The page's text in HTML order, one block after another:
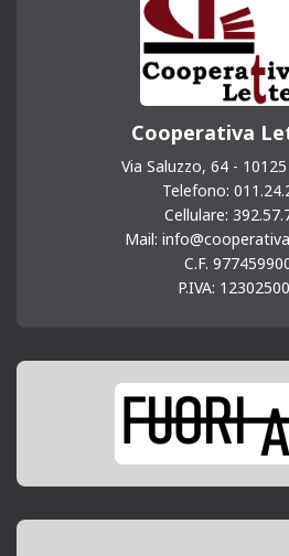
Cooperativa
Via Saluzzo, 64 -
Telefono:
Cellulare:
Mail:
C.F.
P.IVA: